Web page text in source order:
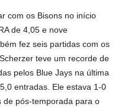
com os Bisons no início
de 4,05 e nove
fez seis partidas com os
teve um recorde de
pelos Blue Jays na última
entradas. Ele estava 1-0
de pós-temporada para o